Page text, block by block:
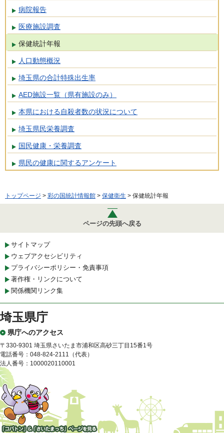
病院報告
医療施設調査
保健統計年報
人口動態概況
埼玉県の合計特殊出生率
AED施設一覧（県有施設のみ）
本県における自殺者数の状況について
埼玉県民栄養調査
国民健康・栄養調査
県民の健康に関するアンケート
トップページ > 彩の国統計情報館 > 保健衛生 > 保健統計年報
ページの先頭へ戻る
サイトマップ
ウェブアクセシビリティ
プライバシーポリシー・免責事項
著作権・リンクについて
関係機関リンク集
埼玉県庁
県庁へのアクセス
〒330-9301 埼玉県さいたま市浦和区高砂三丁目15番1号
電話番号：048-824-2111（代表）
法人番号：1000020110001
「コバトン」&「さいたまっ